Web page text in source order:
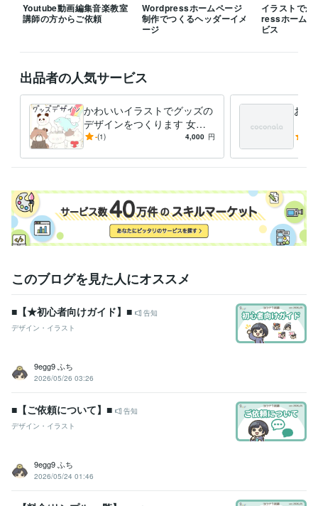
Youtube動画編集音楽教室
講師の方からご依頼
Wordpressホームページ
制作でつくるヘッダーイメ
ージ
イラストで
ressホームペ
ビス
出品者の人気サービス
かわいいイラストでグッズの
デザインをつくります 女性
向け♡ほんわか・かわいいイ
す＊
-(1) 4,000 円
お客
アイ
このブログを見た人にオススメ
■【★初心者向けガイド】■
告知
デザイン・イラスト
9egg9 ふち
2026/05/26 03:26
■【ご依頼について】■
告知
デザイン・イラスト
9egg9 ふち
2026/05/24 01:46